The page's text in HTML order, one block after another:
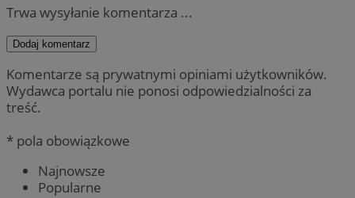
Trwa wysyłanie komentarza ...
Dodaj komentarz
Komentarze są prywatnymi opiniami użytkowników.
Wydawca portalu nie ponosi odpowiedzialności za
treść.
* pola obowiązkowe
Najnowsze
Popularne